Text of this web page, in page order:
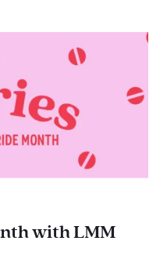
with LMM